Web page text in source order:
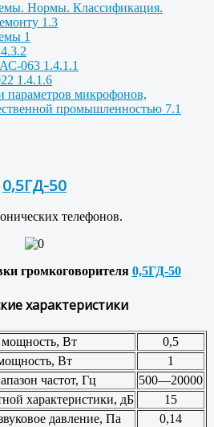
Нормы. Классификация.
1.3
1
063 1.4.1.1
1.4.1.6
параметров микрофонов,
промышленностью 7.1
0,5ГД-50
телефонов.
громкоговорителя 0,5ГД-50
характеристики
Вт
0,5
Вт
1
частот, Гц
500—20000
характеристики, дБ
15
давление, Па
0,14